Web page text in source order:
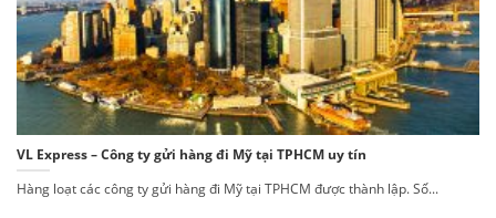
VL Express – Công ty gửi hàng đi Mỹ tại TPHCM uy tín
Hàng loạt các công ty gửi hàng đi Mỹ tại TPHCM được thành lập. Số...